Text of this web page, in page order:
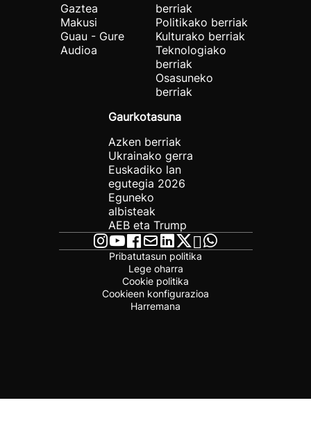
Gaztea
Makusi
Guau - Gure
Audioa
berriak
Politikako berriak
Kulturako berriak
Teknologiako
berriak
Osasuneko
berriak
Gaurkotasuna
Azken berriak
Ukrainako gerra
Euskadiko lan
egutegia 2026
Eguneko
albisteak
AEB eta Trump
Pribatutasun politika
Lege oharra
Cookie politika
Cookieen konfigurazioa
Harremana